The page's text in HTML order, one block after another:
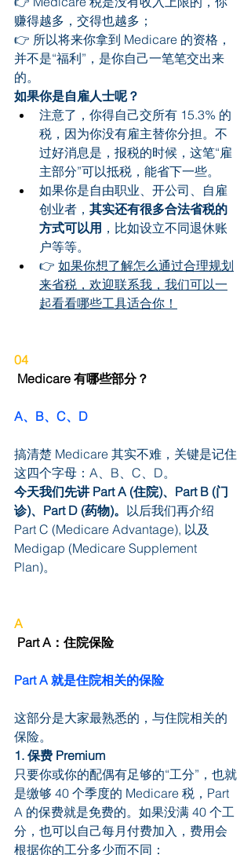
赚得越多，交得也越多；
👉 所以将来你拿到 Medicare 的资格，
并不是“福利”，是你自己一笔笔交出来
的。
如果你是自雇人士呢？
注意了，你得自己交所有 15.3% 的
税，因为你没有雇主替你分担。不
过好消息是，报税的时候，这笔“雇
主部分”可以抵税，能省下一些。
如果你是自由职业、开公司、自雇
创业者， 其实还有很多合法省税的
方式可以用 ，比如设立不同退休账
户等等。
👉 如果你想了解怎么通过合理规划
来省税，欢迎联系我，我们可以一
起看看哪些工具适合你！
04
Medicare 有哪些部分？
A、B、C、D
搞清楚 Medicare 其实不难，关键是记住
这四个字母：A、B、C、D。
今天我们先讲 Part A (住院)、Part B (门
诊)、Part D (药物)。 以后我们再介绍
Part C (Medicare Advantage), 以及
Medigap (Medicare Supplement
Plan)。
A
Part A：住院保险
Part A 就是住院相关的保险
这部分是大家最熟悉的，与住院相关的
保险。
1. 保费 Premium
只要你或你的配偶有足够的“工分”，也就
是缴够 40 个季度的 Medicare 税，Part
A 的保费就是免费的。如果没满 40 个工
分，也可以自己每月付费加入，费用会
根据你的工分多少而不同：